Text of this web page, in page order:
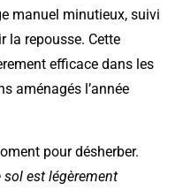
manuel minutieux, suivi
la repousse. Cette
efficace dans les
aménagés l’année
pour désherber.
sol est légèrement